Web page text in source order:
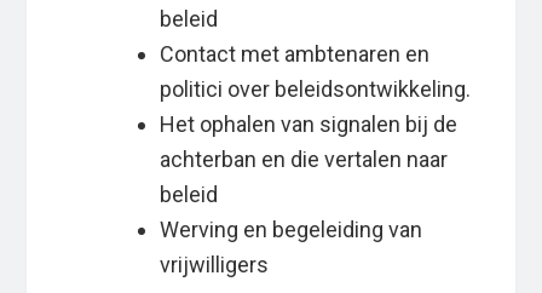
beleid
Contact met ambtenaren en
politici over beleidsontwikkeling.
Het ophalen van signalen bij de
achterban en die vertalen naar
beleid
Werving en begeleiding van
vrijwilligers